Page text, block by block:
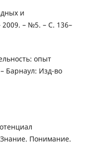
и
– №5. – С. 136–
опыт
Барнаул: Изд-во
Понимание.